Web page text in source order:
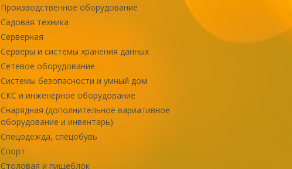
Производственное оборудование
Садовая техника
Серверная
Серверы и системы хранения данных
Сетевое оборудование
Системы безопасности и умный дом
СКС и инженерное оборудование
Снарядная (дополнительное вариативное
оборудование и инвентарь)
Спецодежда, спецобувь
Спорт
Столовая и пищеблок